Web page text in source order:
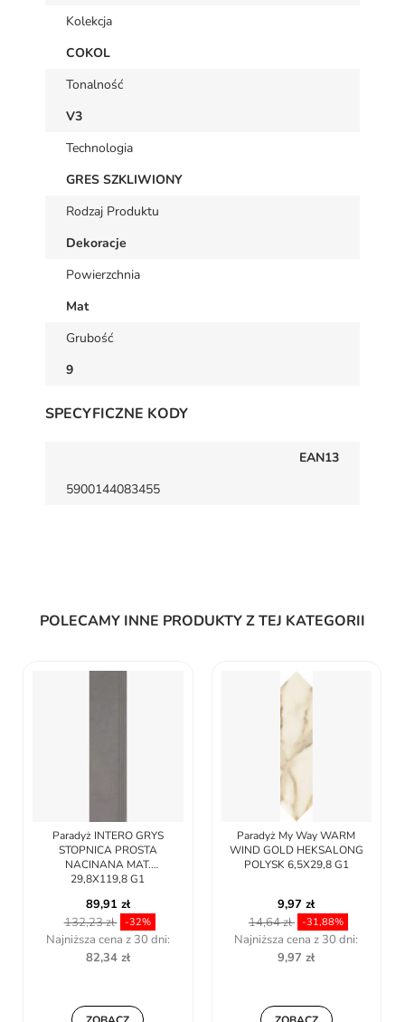
Kolekcja
COKOL
Tonalność
V3
Technologia
GRES SZKLIWIONY
Rodzaj Produktu
Dekoracje
Powierzchnia
Mat
Grubość
9
SPECYFICZNE KODY
EAN13
5900144083455
POLECAMY INNE PRODUKTY Z TEJ KATEGORII
Paradyż INTERO GRYS
STOPNICA PROSTA
NACINANA MAT.
29,8X119,8 G1
89,91 zł
132,23 zł -32%
Najniższa cena z 30 dni:
82,34 zł
Paradyż My Way WARM
WIND GOLD HEKSALONG
POLYSK 6,5X29,8 G1
9,97 zł
14,64 zł -31,88%
Najniższa cena z 30 dni:
9,97 zł